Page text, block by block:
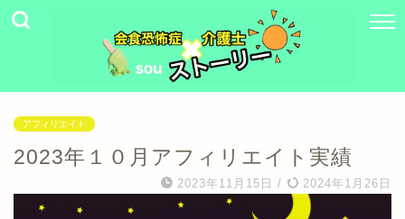
アフィリエイト
2023年１０月アフィリエイト実績
2023年11月15日 / 2024年1月26日